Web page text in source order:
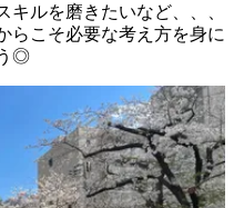
キルを磨きたいなど、、、
らこそ必要な考え方を身に
◎